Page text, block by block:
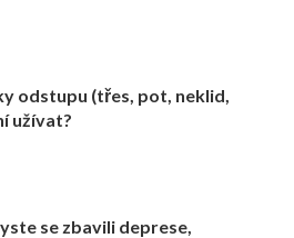
odstupu (třes, pot, neklid,
užívat?
se zbavili deprese,